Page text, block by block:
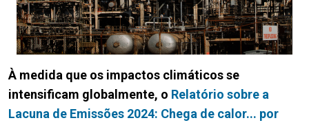
À medida que os impactos climáticos se
intensificam globalmente, o Relatório sobre a
Lacuna de Emissões 2024: Chega de calor... por